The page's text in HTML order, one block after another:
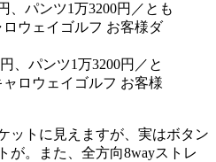
、パンツ1万3200円／と
ロウェイゴルフ お客様
ットに見えますが、実はボタン
が。また、全方向8wayストレ